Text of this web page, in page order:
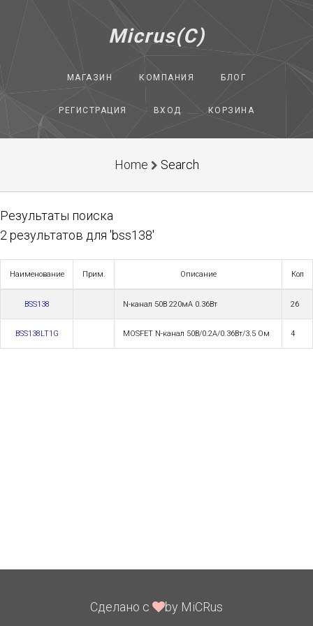
Micrus(C)
МАГАЗИН КОМПАНИЯ БЛОГ
РЕГИСТРАЦИЯ ВХОД КОРЗИНА
Home Search
Результаты поиска
2 результатов для 'bss138'
Наименование Прим. Описание Кол
BSS138 N-канал 50В 220мА 0.36Вт 26
BSS138LT1G MOSFET N-канал 50В/0.2А/0.36Вт/3.5 Ом 4
Сделано с by MiCRus